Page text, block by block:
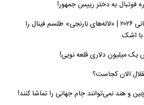
فوتبال به دختر رییس جمهور!
هلند در آستانه جام جهانی ۲۰۲۶ | «لاله‌های نارنجی» طلسم فینال را
با اشک
یک میلیون دلاری قلعه نویی!
الان کجاست؟
و هند نمی‌توانند جام جهانی را تماشا کنند!